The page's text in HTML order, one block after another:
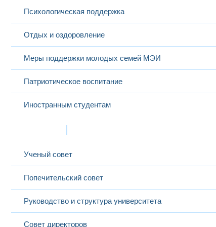
Психологическая поддержка
Отдых и оздоровление
Меры поддержки молодых семей МЭИ
Патриотическое воспитание
Иностранным студентам
Ученый совет
Попечительский совет
Руководство и структура университета
Совет директоров